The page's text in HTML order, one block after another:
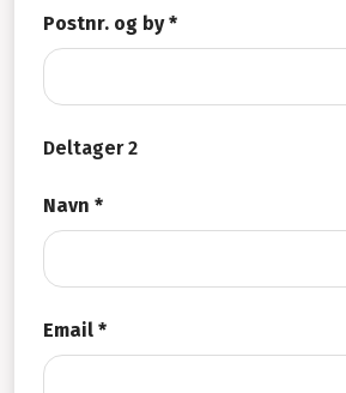
Postnr. og by *
Deltager 2
Navn *
Email *